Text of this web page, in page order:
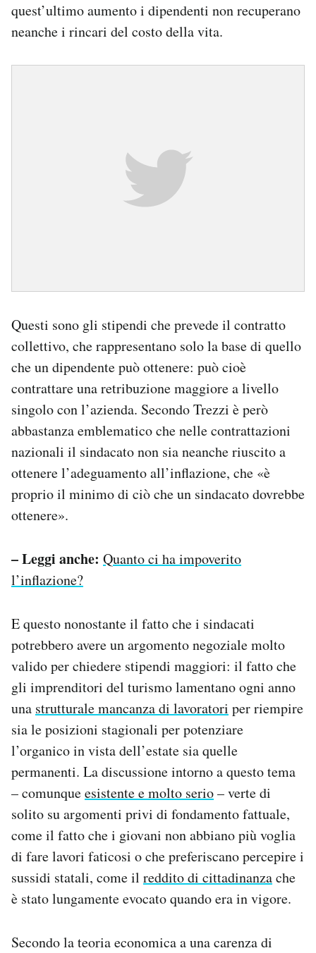
quest’ultimo aumento i dipendenti non recuperano
neanche i rincari del costo della vita.
Questi sono gli stipendi che prevede il contratto
collettivo, che rappresentano solo la base di quello
che un dipendente può ottenere: può cioè
contrattare una retribuzione maggiore a livello
singolo con l’azienda. Secondo Trezzi è però
abbastanza emblematico che nelle contrattazioni
nazionali il sindacato non sia neanche riuscito a
ottenere l’adeguamento all’inflazione, che «è
proprio il minimo di ciò che un sindacato dovrebbe
ottenere».
– Leggi anche: Quanto ci ha impoverito
l’inflazione?
E questo nonostante il fatto che i sindacati
potrebbero avere un argomento negoziale molto
valido per chiedere stipendi maggiori: il fatto che
gli imprenditori del turismo lamentano ogni anno
una strutturale mancanza di lavoratori per riempire
sia le posizioni stagionali per potenziare
l’organico in vista dell’estate sia quelle
permanenti. La discussione intorno a questo tema
– comunqueesistente e molto serio– verte di
solito su argomenti privi di fondamento fattuale,
come il fatto che i giovani non abbiano più voglia
di fare lavori faticosi o che preferiscano percepire i
sussidi statali, come il reddito di cittadinanzache
è stato lungamente evocato quando era in vigore.
Secondo la teoria economica a una carenza di